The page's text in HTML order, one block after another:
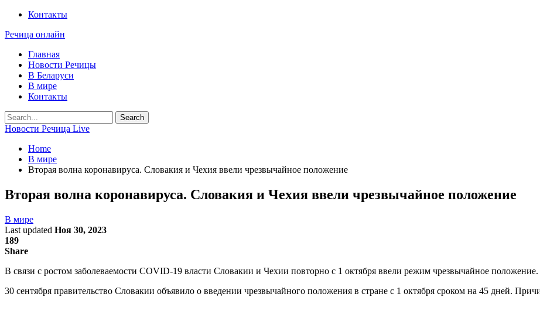
Контакты
Речица онлайн
Главная
Новости Речицы
В Беларуси
В мире
Контакты
Новости Речица Live
Home
В мире
Вторая волна коронавируса. Словакия и Чехия ввели чрезвычайное положение
Вторая волна коронавируса. Словакия и Чехия ввели чрезвычайное положение
В мире
Last updated Ноя 30, 2023
189
Share
В связи с ростом заболеваемости COVID-19 власти Словакии и Чехии повторно с 1 октября ввели режим чрезвычайное положение.
30 сентября правительство Словакии объявило о введении чрезвычайного положения в стране с 1 октября сроком на 45 дней.